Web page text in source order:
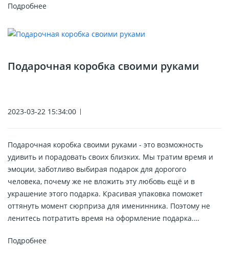
Подробнее
Подарочная коробка своими руками
2023-03-22 15:34:00
Подарочная коробка своими руками - это возможность
удивить и порадовать своих близких. Мы тратим время и
эмоции, заботливо выбирая подарок для дорогого
человека, почему же не вложить эту любовь ещё и в
украшение этого подарка. Красивая упаковка поможет
оттянуть момент сюрприза для именинника. Поэтому не
ленитесь потратить время на оформление подарка.…
Подробнее